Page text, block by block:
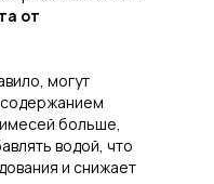
от
могут
больше,
водой, что
и снижает